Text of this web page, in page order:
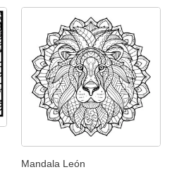
Mandala León